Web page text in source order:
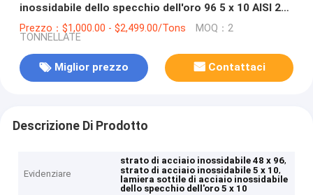
inossidabile dello specchio dell'oro 96 5 x 10 AISI 201
ss 304 30 904l
Prezzo：$1,000.00 - $2,499.00/Tons MOQ：2
TONNELLATE
Miglior prezzo Contattaci
Descrizione Di Prodotto
Evidenziare
strato di acciaio inossidabile 48 x 96,
strato di acciaio inossidabile 5 x 10,
lamiera sottile di acciaio inossidabile
dello specchio dell'oro 5 x 10